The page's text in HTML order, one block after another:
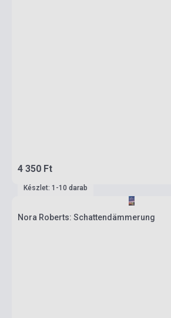
4 350 Ft
Készlet: 1-10 darab
Nora Roberts: Schattendämmerung